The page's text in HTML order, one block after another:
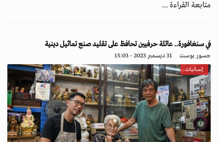
متابعة القراءة ...
في سنغافورة.. عائلة حرفيين تحافظ على تقليد صنع تماثيل دينية
جسور بوست 31 ديسمبر 2023 - 15:03
إنسانيات